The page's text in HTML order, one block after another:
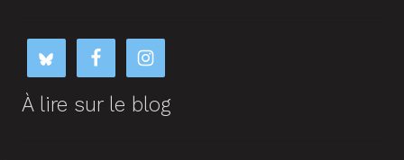
À lire sur le blog